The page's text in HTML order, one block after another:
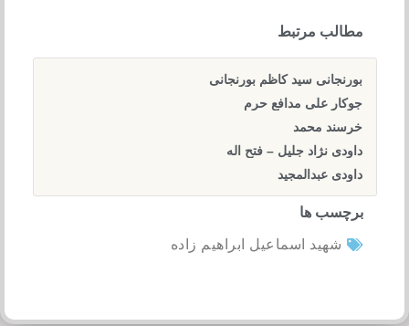
مرتبط
سید کاظم بورنجانی
علی مدافع حرم
محمد
نژاد جلیل – فتح اله
عبدالمجید
ها
شهید اسماعیل ابراهیم زاده